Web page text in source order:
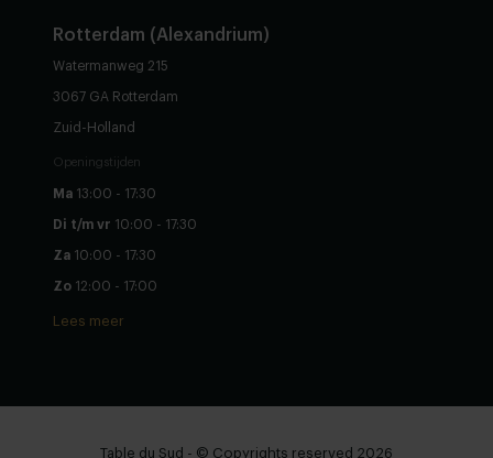
Rotterdam (Alexandrium)
Watermanweg 215
3067 GA Rotterdam
Zuid-Holland
Openingstijden
Ma 13:00 - 17:30
Di t/m vr 10:00 - 17:30
Za 10:00 - 17:30
Zo 12:00 - 17:00
Lees meer
Table du Sud - © Copyrights reserved 2026